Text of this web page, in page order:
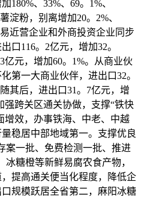
180%、33%、69。1%、
淀粉，别离增加20。2%、
近营企业和外商投资企业同步
口116。2亿元，增加32。
亿元，增加60。1%。从商业伙
第一大商业伙伴，进出口32。
其后，进出口31。7亿元，增
强跨关区通关协做，支撑“铁快
增效，办事铁海、中老、中越
稳居中部地域第一。支撑优良
案一批、免费检测一批、推进
糖橙等新鲜易腐农食产物，
提高通关便当化程度，降低企
规模跃居全省第二，麻阳冰糖